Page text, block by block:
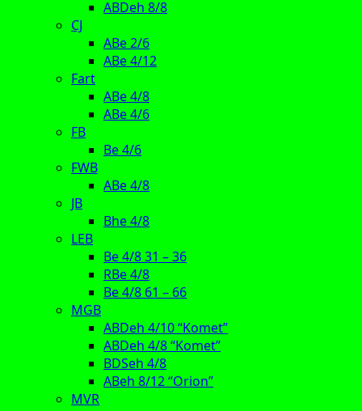
ABDeh 8/8
CJ
ABe 2/6
ABe 4/12
Fart
ABe 4/8
ABe 4/6
FB
Be 4/6
FWB
ABe 4/8
JB
Bhe 4/8
LEB
Be 4/8 31 – 36
RBe 4/8
Be 4/8 61 – 66
MGB
ABDeh 4/10 “Komet”
ABDeh 4/8 “Komet”
BDSeh 4/8
ABeh 8/12 “Orion”
MVR